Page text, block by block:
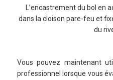
L’encastrement du bol en
dans la cloison pare-feu et
du
Vous pouvez maintenant
professionnel lorsque vous